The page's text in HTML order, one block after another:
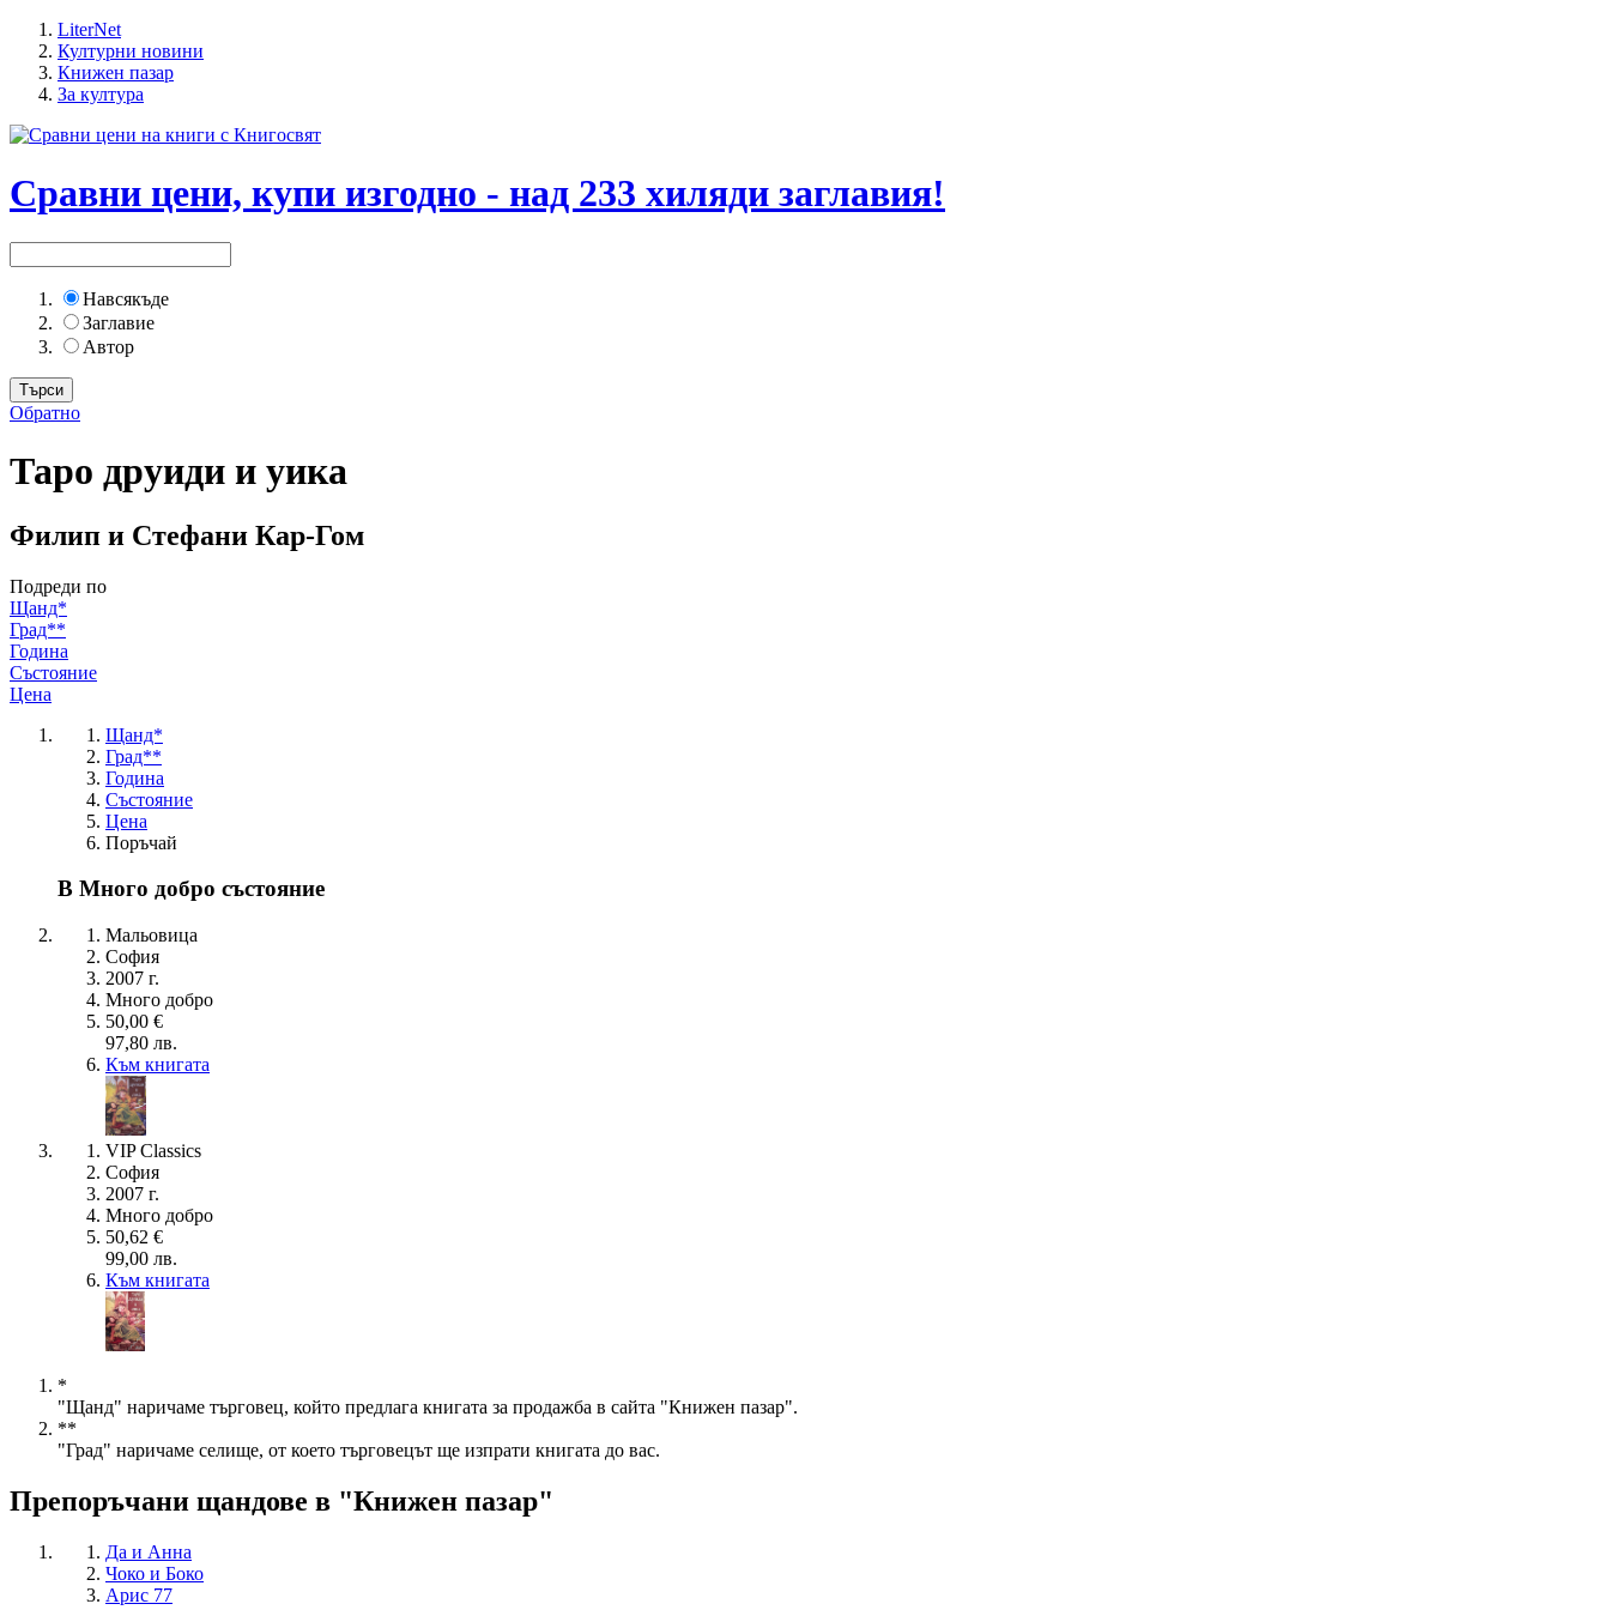
LiterNet
Културни новини
Книжен пазар
За култура
Сравни цени, купи изгодно - над 233 хиляди заглавия!
Навсякъде
Заглавие
Автор
Обратно
Таро друиди и уика
Филип и Стефани Кар-Гом
Подреди по
Щанд*
Град**
Година
Състояние
Цена
Щанд*
Град**
Година
Състояние
Цена
Поръчай
В Много добро състояние
Мальовица
София
2007 г.
Много добро
50,00 €
97,80 лв.
Към книгата
VIP Classics
София
2007 г.
Много добро
50,62 €
99,00 лв.
Към книгата
*
"Щанд" наричаме търговец, който предлага книгата за продажба в сайта "Книжен пазар".
**
"Град" наричаме селище, от което търговецът ще изпрати книгата до вас.
Препоръчани щандове в "Книжен пазар"
Да и Анна
Чоко и Боко
Арис 77